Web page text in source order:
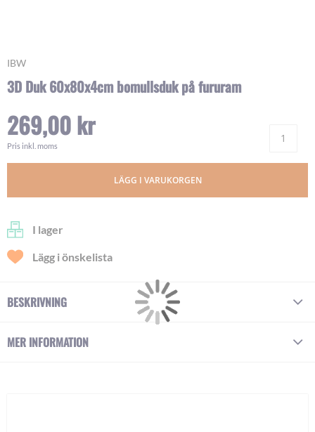
IBW
3D Duk 60x80x4cm bomullsduk på fururam
269,00 kr
Pris inkl. moms
LÄGG I VARUKORGEN
I lager
Lägg i önskelista
Skip
the
of
the
images
BESKRIVNING
MER INFORMATION